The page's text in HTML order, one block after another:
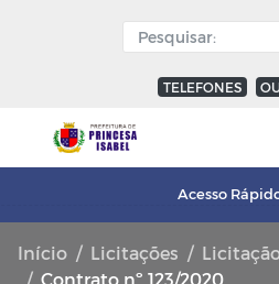
TELEFONES
Acesso
Início Licitações
Contrato nº 123/2020